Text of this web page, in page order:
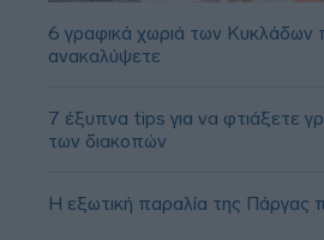
6 γραφικά χωριά των Κυκλάδων
ανακαλύψετε
7 έξυπνα tips για να φτιάξετε
των διακοπών
Η εξωτική παραλία της Πάργας